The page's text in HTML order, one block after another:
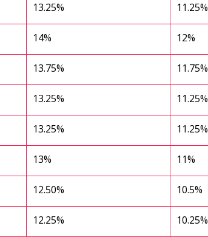
13.25% 11.25%
14% 12%
13.75% 11.75%
13.25% 11.25%
13.25% 11.25%
13% 11%
12.50% 10.5%
12.25% 10.25%